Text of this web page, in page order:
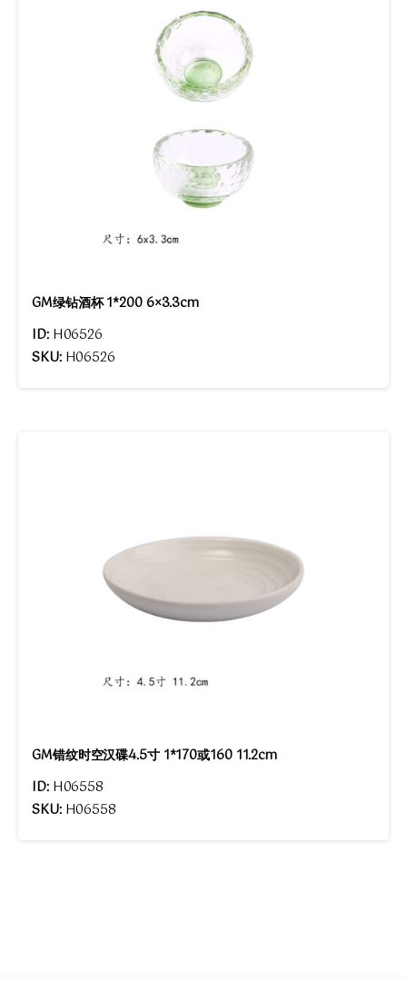
GM绿钻酒杯 1*200 6×3.3cm
ID: H06526
SKU: H06526
GM错纹时空汉碟4.5寸 1*170或160 11.2cm
ID: H06558
SKU: H06558